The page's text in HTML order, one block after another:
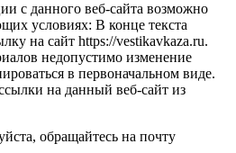
с данного веб-сайта возможно
условиях: В конце текста
на сайт https://vestikavkaza.ru.
недопустимо изменение
в первоначальном виде.
на данный веб-сайт из
обращайтесь на почту